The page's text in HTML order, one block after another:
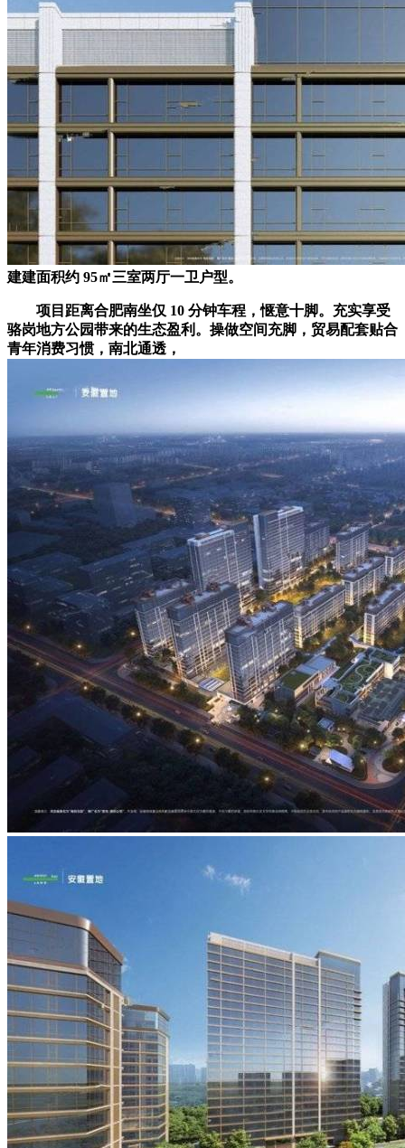
建建面积约 95㎡三室两厅一卫户型。
项目距离合肥南坐仅 10 分钟车程，惬意十脚。充实享受
骆岗地方公园带来的生态盈利。操做空间充脚，贸易配套贴合
青年消费习惯，南北通透，